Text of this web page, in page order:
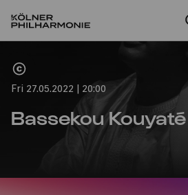
Fri 27.05.2022 | 20:00
Bassekou